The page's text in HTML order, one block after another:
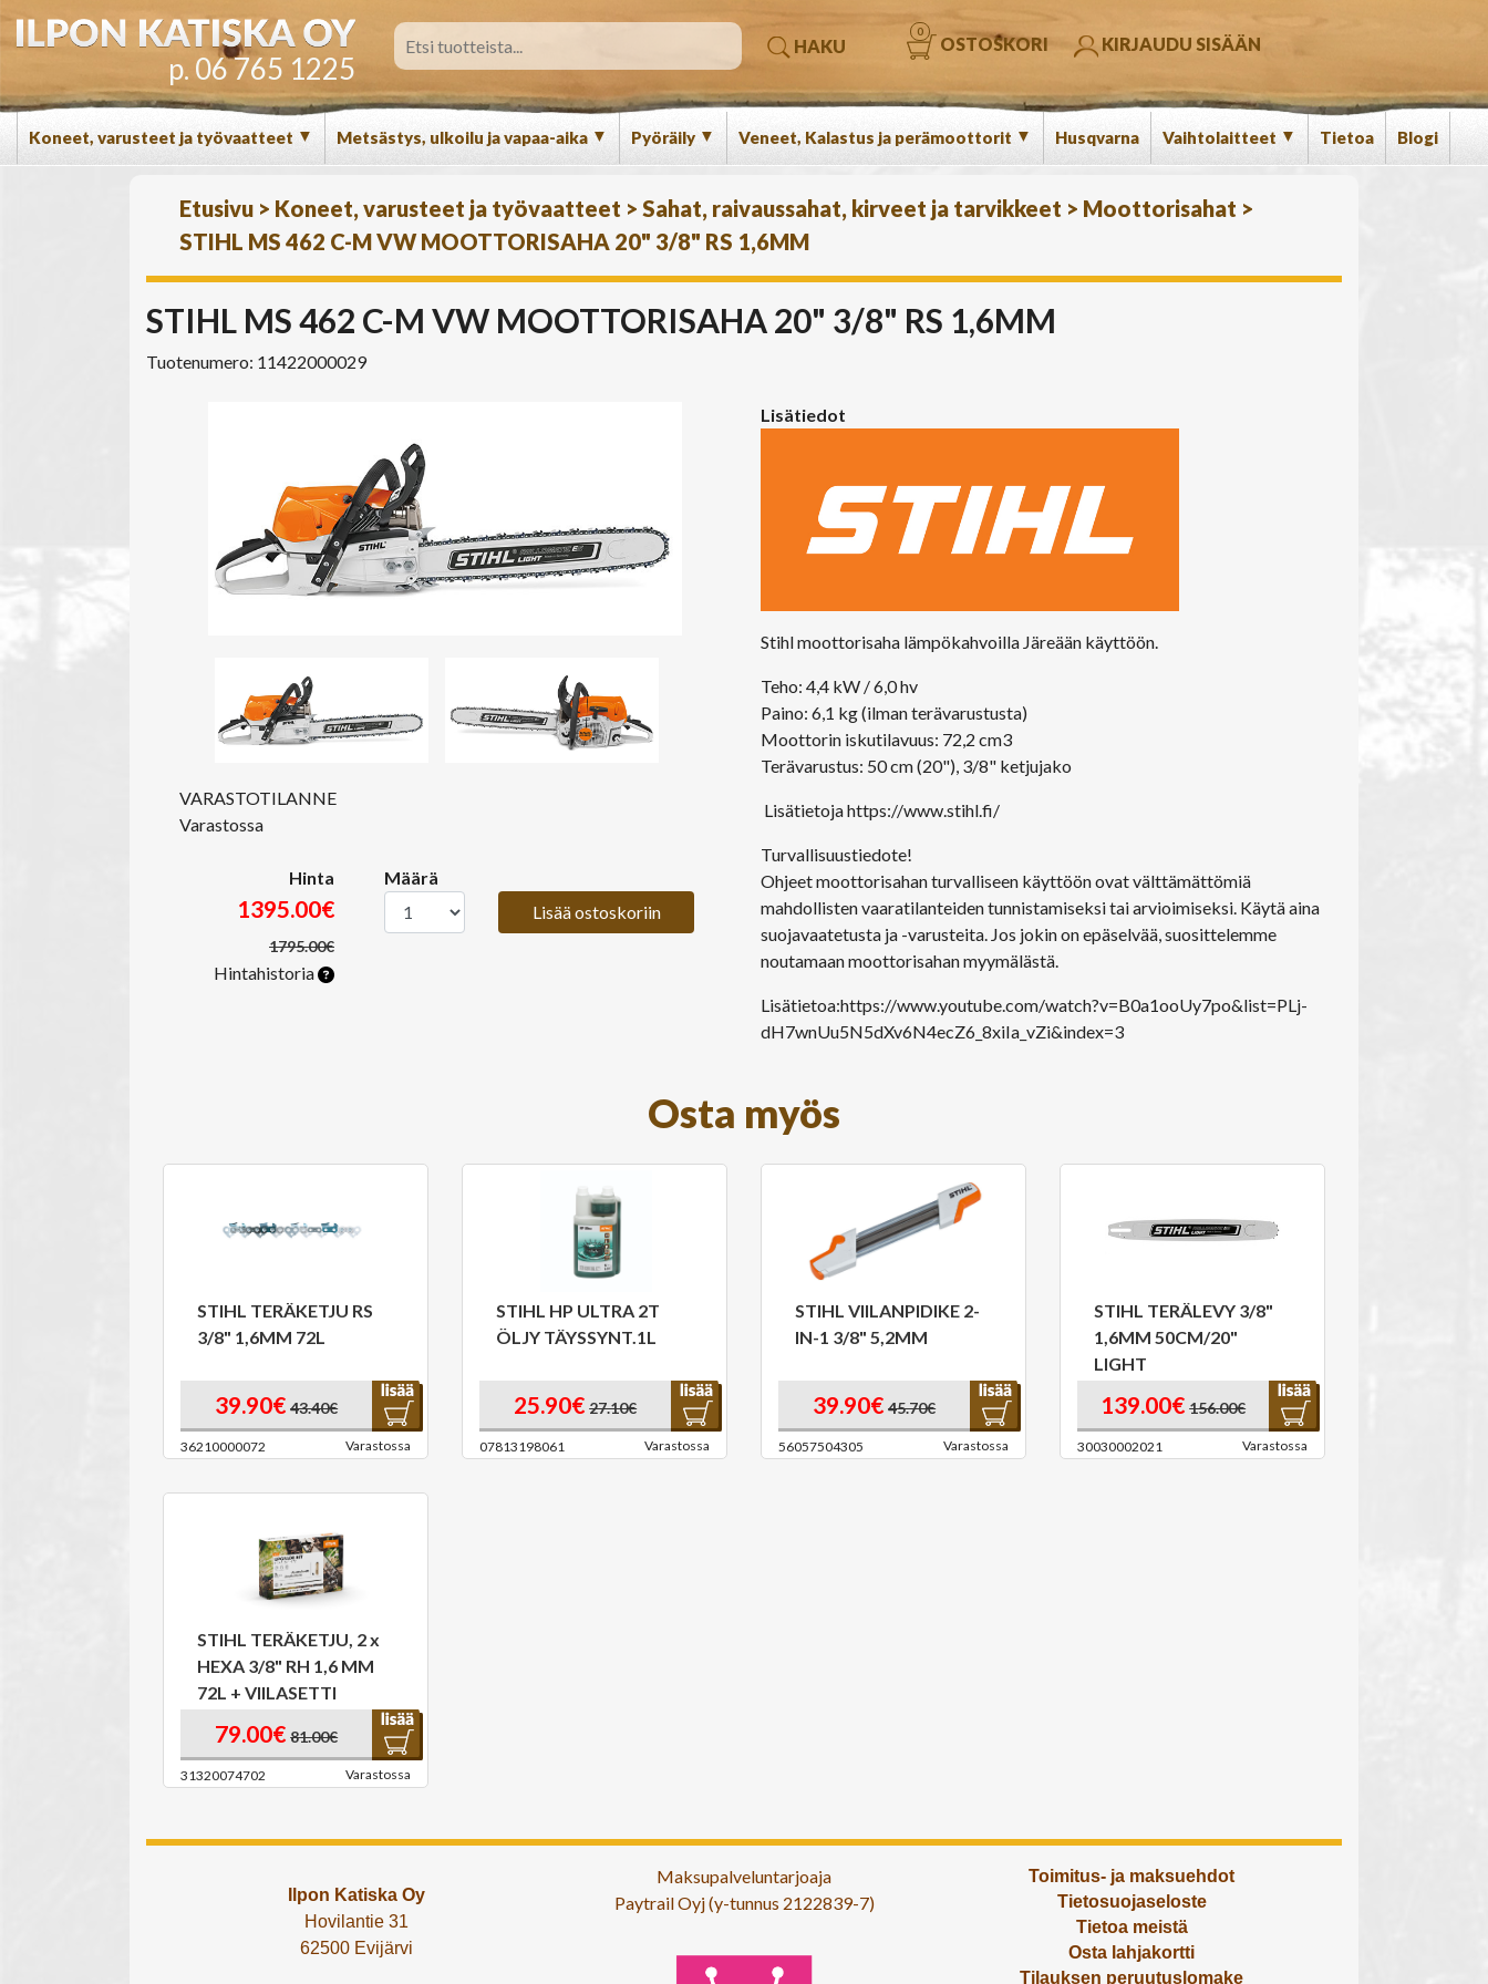
p. 06 765 1225
HAKU OSTOSKORI
0
KIRJAUDU SISÄÄN
Koneet, varusteet ja työvaatteet ▼ Metsästys, ulkoilu ja vapaa-aika ▼ Pyöräily ▼ Veneet, Kalastus ja perämoottorit ▼ Husqvarna Vaihtolaitteet ▼ Tietoa Blogi
Etusivu > Koneet, varusteet ja työvaatteet > Sahat, raivaussahat, kirveet ja tarvikkeet > Moottorisahat >
STIHL MS 462 C-M VW MOOTTORISAHA 20" 3/8" RS 1,6MM
STIHL MS 462 C-M VW MOOTTORISAHA 20" 3/8" RS 1,6MM
Tuotenumero: 11422000029
VARASTOTILANNE
Varastossa
Hinta
1395.00€
1795.00€
Hintahistoria
Määrä
Lisää ostoskoriin
Lisätiedot
Stihl moottorisaha lämpökahvoilla Järeään käyttöön.
Teho: 4,4 kW / 6,0 hv
Paino: 6,1 kg (ilman terävarustusta)
Moottorin iskutilavuus: 72,2 cm3
Terävarustus: 50 cm (20"), 3/8" ketjujako
Lisätietojahttps://www.stihl.fi/
Turvallisuustiedote!
Ohjeet moottorisahan turvalliseen käyttöön ovat välttämättömiä
mahdollisten vaaratilanteiden tunnistamiseksi tai arvioimiseksi. Käytä aina
suojavaatetusta ja -varusteita. Jos jokin on epäselvää, suosittelemme
noutamaan moottorisahan myymälästä.
Lisätietoa:https://www.youtube.com/watch?v=B0a1ooUy7po&list=PLj-
dH7wnUu5N5dXv6N4ecZ6_8xiIa_vZi&index=3
Osta myös
STIHL TERÄKETJU RS
3/8" 1,6MM 72L
39.90€ 43.40€
36210000072 Varastossa
STIHL HP ULTRA 2T
ÖLJY TÄYSSYNT.1L
25.90€ 27.10€
07813198061 Varastossa
STIHL VIILANPIDIKE 2-
IN-1 3/8" 5,2MM
39.90€ 45.70€
56057504305 Varastossa
STIHL TERÄLEVY 3/8"
1,6MM 50CM/20"
LIGHT
139.00€ 156.00€
30030002021 Varastossa
STIHL TERÄKETJU, 2 x
HEXA 3/8" RH 1,6 MM
72L + VIILASETTI
79.00€ 81.00€
31320074702 Varastossa
Ilpon Katiska Oy
Hovilantie 31
62500 Evijärvi
Maksupalveluntarjoaja
Paytrail Oyj (y-tunnus 2122839-7)
Toimitus- ja maksuehdot
Tietosuojaseloste
Tietoa meistä
Osta lahjakortti
Tilauksen peruutuslomake